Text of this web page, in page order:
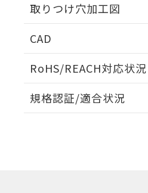
取りつけ穴加工図
CAD
RoHS/REACH対応状況
EU RoHS 注意事項・凡例
規格認証/適合状況